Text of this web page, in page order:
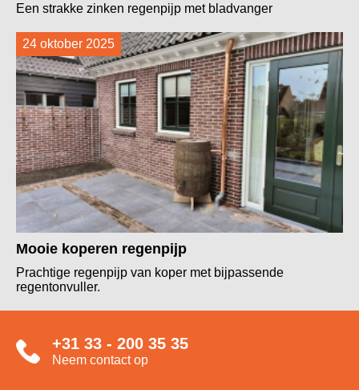
Een strakke zinken regenpijp met bladvanger
24 oktober 2025
Mooie koperen regenpijp
Prachtige regenpijp van koper met bijpassende
regentonvuller.
+31 33 - 200 35 35
Neem contact op